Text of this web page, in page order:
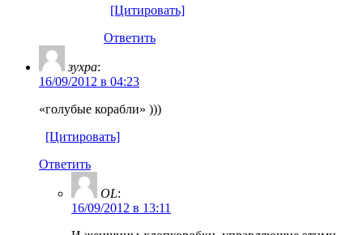
[Цитировать]
Ответить
зухра:
16/09/2012 в 04:23
«голубые корабли» )))
[Цитировать]
Ответить
OL:
16/09/2012 в 13:11